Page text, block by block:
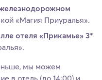
«Магия Приуралья».
отеля «Прикамье» 3*
мы можем